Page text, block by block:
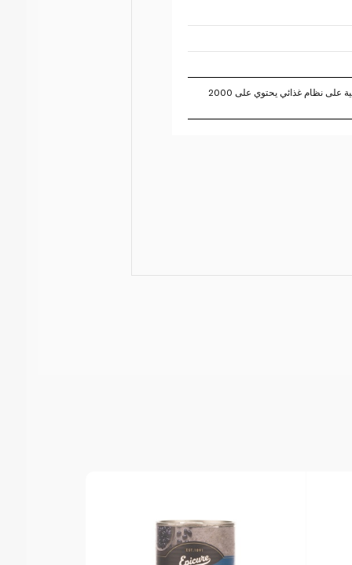
تستند النسبة المئوية للقيم اليومية على نظام غذائي يحتوي على 2000